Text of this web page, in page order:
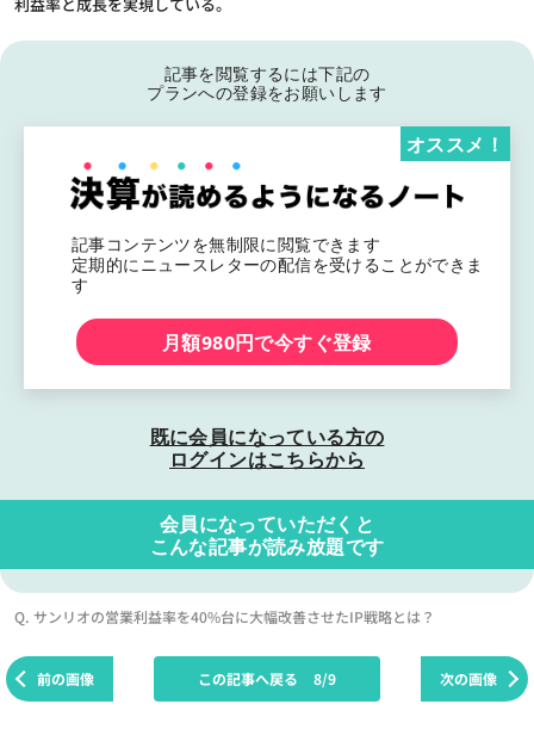
記事を閲覧するには下記の
プランへの登録をお願いします
記事コンテンツを無制限に閲覧できます
定期的にニュースレターの配信を受けることができま
す
オススメ！
月額980円で今すぐ登録
既に会員になっている方の
ログインはこちらから
会員になっていただくと
こんな記事が読み放題です
Q. サンリオの営業利益率を40%台に大幅改善させたIP戦略とは？
前の画像 次の画像
この記事へ戻る 8/9